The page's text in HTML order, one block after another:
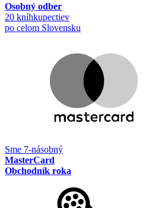
Osobný odber
20 kníhkupectiev
po celom Slovensku
Sme 7-násobný
MasterCard
Obchodník roka